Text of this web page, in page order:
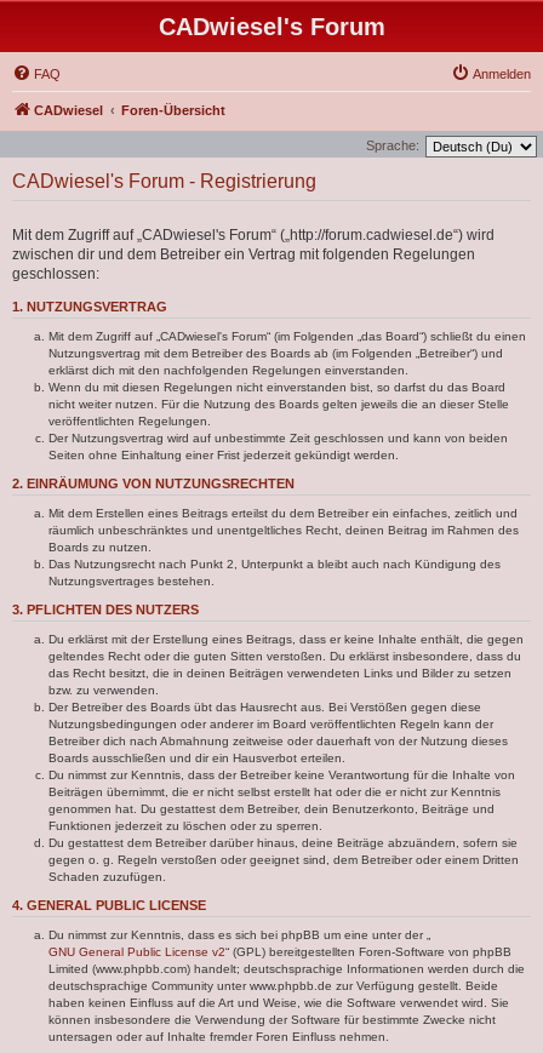
CADwiesel's Forum
FAQ Anmelden
CADwiesel Foren-Übersicht
Sprache:
CADwiesel's Forum - Registrierung
Mit dem Zugriff auf „CADwiesel's Forum“ („http://forum.cadwiesel.de“) wird
zwischen dir und dem Betreiber ein Vertrag mit folgenden Regelungen
geschlossen:
1. NUTZUNGSVERTRAG
Mit dem Zugriff auf „CADwiesel's Forum“ (im Folgenden „das Board“) schließt du einen
Nutzungsvertrag mit dem Betreiber des Boards ab (im Folgenden „Betreiber“) und
erklärst dich mit den nachfolgenden Regelungen einverstanden.
Wenn du mit diesen Regelungen nicht einverstanden bist, so darfst du das Board
nicht weiter nutzen. Für die Nutzung des Boards gelten jeweils die an dieser Stelle
veröffentlichten Regelungen.
Der Nutzungsvertrag wird auf unbestimmte Zeit geschlossen und kann von beiden
Seiten ohne Einhaltung einer Frist jederzeit gekündigt werden.
2. EINRÄUMUNG VON NUTZUNGSRECHTEN
Mit dem Erstellen eines Beitrags erteilst du dem Betreiber ein einfaches, zeitlich und
räumlich unbeschränktes und unentgeltliches Recht, deinen Beitrag im Rahmen des
Boards zu nutzen.
Das Nutzungsrecht nach Punkt 2, Unterpunkt a bleibt auch nach Kündigung des
Nutzungsvertrages bestehen.
3. PFLICHTEN DES NUTZERS
Du erklärst mit der Erstellung eines Beitrags, dass er keine Inhalte enthält, die gegen
geltendes Recht oder die guten Sitten verstoßen. Du erklärst insbesondere, dass du
das Recht besitzt, die in deinen Beiträgen verwendeten Links und Bilder zu setzen
bzw. zu verwenden.
Der Betreiber des Boards übt das Hausrecht aus. Bei Verstößen gegen diese
Nutzungsbedingungen oder anderer im Board veröffentlichten Regeln kann der
Betreiber dich nach Abmahnung zeitweise oder dauerhaft von der Nutzung dieses
Boards ausschließen und dir ein Hausverbot erteilen.
Du nimmst zur Kenntnis, dass der Betreiber keine Verantwortung für die Inhalte von
Beiträgen übernimmt, die er nicht selbst erstellt hat oder die er nicht zur Kenntnis
genommen hat. Du gestattest dem Betreiber, dein Benutzerkonto, Beiträge und
Funktionen jederzeit zu löschen oder zu sperren.
Du gestattest dem Betreiber darüber hinaus, deine Beiträge abzuändern, sofern sie
gegen o. g. Regeln verstoßen oder geeignet sind, dem Betreiber oder einem Dritten
Schaden zuzufügen.
4. GENERAL PUBLIC LICENSE
Du nimmst zur Kenntnis, dass es sich bei phpBB um eine unter der „
GNU General Public License v2“ (GPL) bereitgestellten Foren-Software von phpBB
Limited (www.phpbb.com) handelt; deutschsprachige Informationen werden durch die
deutschsprachige Community unter www.phpbb.de zur Verfügung gestellt. Beide
haben keinen Einfluss auf die Art und Weise, wie die Software verwendet wird. Sie
können insbesondere die Verwendung der Software für bestimmte Zwecke nicht
untersagen oder auf Inhalte fremder Foren Einfluss nehmen.